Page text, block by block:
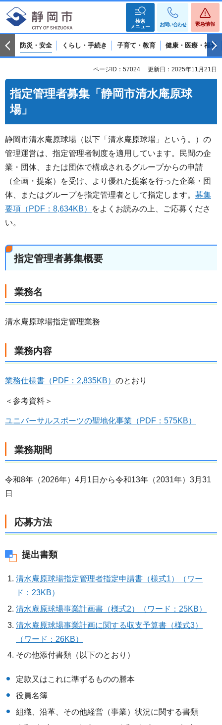
検索
メニュー
お問い合わせ 緊急情報
防災・安全 くらし・手続き 子育て・教育 健康・医療・福祉
ページID：57024 更新日：2025年11月21日
指定管理者募集「静岡市清水庵原球
場」
静岡市清水庵原球場（以下「清水庵原球場」という。）の
管理運営は、指定管理者制度を適用しています。民間の企
業・団体、または団体で構成されるグループからの申請
（企画・提案）を受け、より優れた提案を行った企業・団
体、またはグループを指定管理者として指定します。 募集
要項（PDF：8,634KB）
をよくお読みの上、ご応募くださ
い。
指定管理者募集概要
業務名
清水庵原球場指定管理業務
業務内容
業務仕様書（PDF：2,835KB） のとおり
＜参考資料＞
ユニバーサルスポーツの聖地化事業（PDF：575KB）
業務期間
令和8年（2026年）4月1日から令和13年（2031年）3月31
日
応募方法
提出書類
清水庵原球場指定管理者指定申請書（様式1）（ワー
ド：23KB）
清水庵原球場事業計画書（様式2）（ワード：25KB）
清水庵原球場事業計画に関する収支予算書（様式3）
（ワード：26KB）
その他添付書類（以下のとおり）
定款又はこれに準ずるものの謄本
役員名簿
組織、沿革、その他経営（事業）状況に関する書類